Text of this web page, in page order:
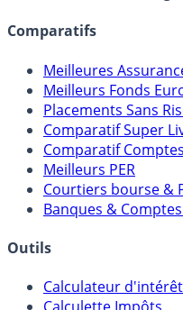
assureurs, sociétés de
Comparatifs
Meilleures
Meilleurs Fonds
Placements Sans
Comparatif Super
Comparatif Comptes
Meilleurs PER
Courtiers bourse &
Banques & Comptes
Outils